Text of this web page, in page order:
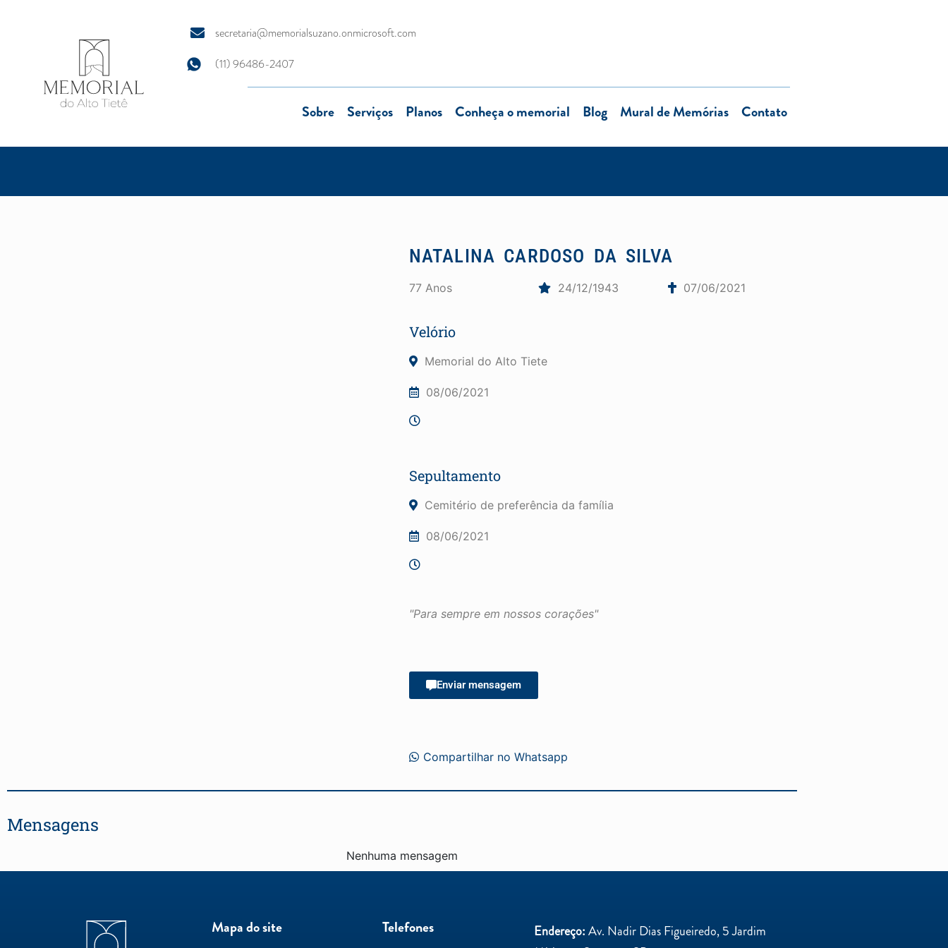
secretaria@memorialsuzano.onmicrosoft.com
(11) 96486-2407
Sobre Serviços Planos Conheça o memorial Blog Mural de Memórias Contato
NATALINA CARDOSO DA SILVA
77 Anos 24/12/1943 07/06/2021
Velório
Memorial do Alto Tiete
08/06/2021
Sepultamento
Cemitério de preferência da família
08/06/2021
"Para sempre em nossos corações"
Enviar mensagem
Compartilhar no Whatsapp
Mensagens
Nenhuma mensagem
Mapa do site Telefones Endereço:Av. Nadir Dias Figueiredo, 5 Jardim